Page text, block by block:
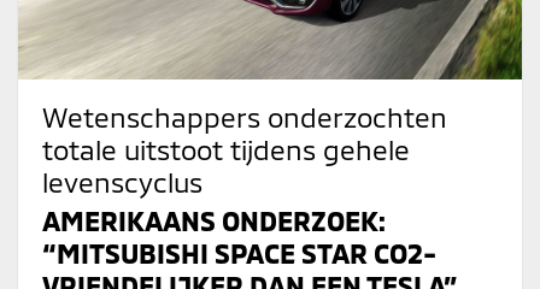
Wetenschappers onderzochten
totale uitstoot tijdens gehele
levenscyclus
AMERIKAANS ONDERZOEK:
“MITSUBISHI SPACE STAR CO2-